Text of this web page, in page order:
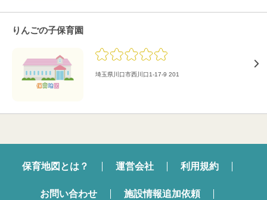
りんごの子保育園
埼玉県川口市西川口1-17-9 201
保育地図とは？ 運営会社 利用規約
お問い合わせ 施設情報追加依頼